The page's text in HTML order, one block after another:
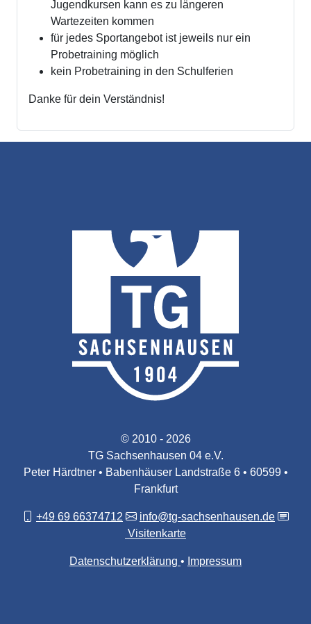
Jugendkursen kann es zu längeren
Wartezeiten kommen
für jedes Sportangebot ist jeweils nur ein
Probetraining möglich
kein Probetraining in den Schulferien
Danke für dein Verständnis!
© 2010 - 2026
TG Sachsenhausen 04 e.V.
Peter Härdtner • Babenhäuser Landstraße 6 • 60599 •
Frankfurt
+49 69 66374712
info@tg-sachsenhausen.de
Visitenkarte
Datenschutzerklärung Impressum